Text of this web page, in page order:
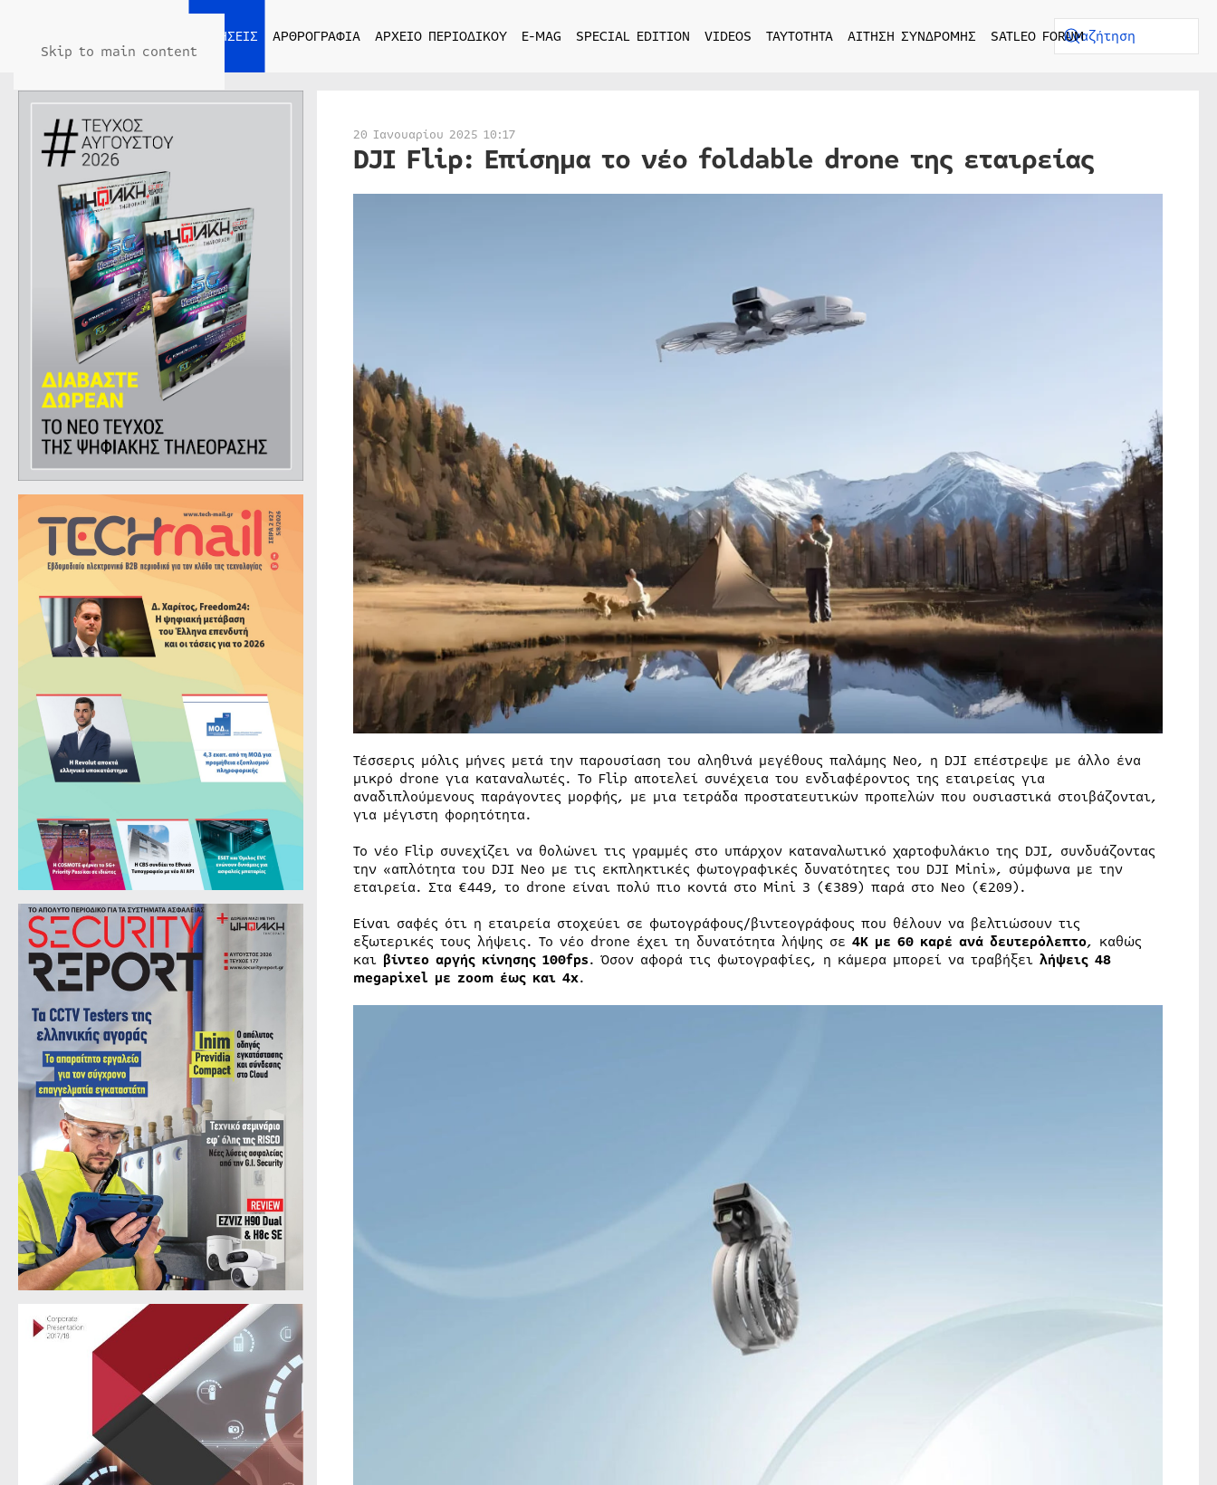
Skip to main content
ΕΙΔΗΣΕΙΣ ΑΡΘΡΟΓΡΑΦΙΑ ΑΡΧΕΙΟ ΠΕΡΙΟΔΙΚΟΥ E-MAG SPECIAL EDITION VIDEOS ΤΑΥΤΟΤΗΤΑ ΑΙΤΗΣΗ ΣΥΝΔΡΟΜΗΣ SATLEO FORUM
20 Ιανουαρίου 2025 10:17
DJI Flip: Επίσημα το νέο foldable drone της εταιρείας
Τέσσερις μόλις μήνες μετά την παρουσίαση του αληθινά μεγέθους παλάμης Neo, η DJI επέστρεψε με άλλο ένα
μικρό drone για καταναλωτές. Το Flip αποτελεί συνέχεια του ενδιαφέροντος της εταιρείας για
αναδιπλούμενους παράγοντες μορφής, με μια τετράδα προστατευτικών προπελών που ουσιαστικά στοιβάζονται,
για μέγιστη φορητότητα.
Το νέο Flip συνεχίζει να θολώνει τις γραμμές στο υπάρχον καταναλωτικό χαρτοφυλάκιο της DJI, συνδυάζοντας
την «απλότητα του DJI Neo με τις εκπληκτικές φωτογραφικές δυνατότητες του DJI Mini», σύμφωνα με την
εταιρεία. Στα €449, το drone είναι πολύ πιο κοντά στο Mini 3 (€389) παρά στο Neo (€209).
Είναι σαφές ότι η εταιρεία στοχεύει σε φωτογράφους/βιντεογράφους που θέλουν να βελτιώσουν τις
εξωτερικές τους λήψεις. Το νέο drone έχει τη δυνατότητα λήψης σε 4K με 60 καρέ ανά δευτερόλεπτο, καθώς
και βίντεο αργής κίνησης 100fps. Όσον αφορά τις φωτογραφίες, η κάμερα μπορεί να τραβήξει λήψεις 48
megapixel με zoom έως και 4x.